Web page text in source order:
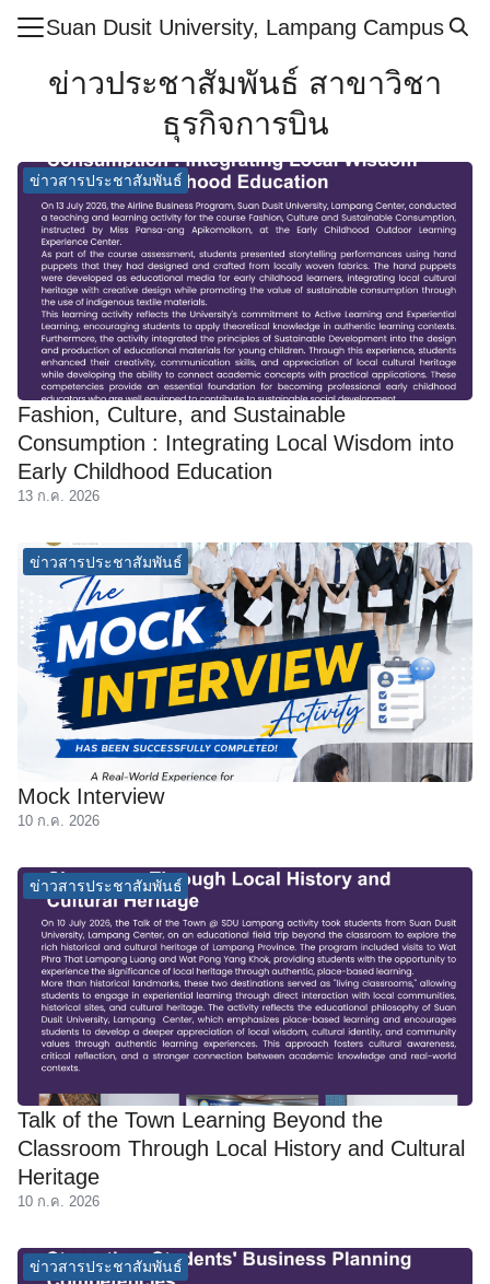
Suan Dusit University, Lampang Campus
รและกิจกรรม
รียนรู้ออนไลน์
กษาปลอดภัย
รนักศึกษา
ข่าวประชาสัมพันธ์ สาขาวิชา
ธุรกิจการบิน
ข่าวสารประชาสัมพันธ์
Fashion, Culture, and Sustainable
Consumption : Integrating Local Wisdom into
Early Childhood Education
13 ก.ค. 2026
ข่าวสารประชาสัมพันธ์
Mock Interview
10 ก.ค. 2026
ข่าวสารประชาสัมพันธ์
Talk of the Town Learning Beyond the
Classroom Through Local History and Cultural
Heritage
10 ก.ค. 2026
ข่าวสารประชาสัมพันธ์